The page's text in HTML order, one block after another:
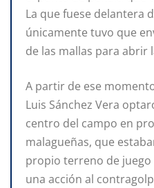
La que fuese delantera
únicamente tuvo que
de las mallas para abrir
A partir de ese
Luis Sánchez Vera
centro del campo en
malagueñas, que
propio terreno de juego
una acción al